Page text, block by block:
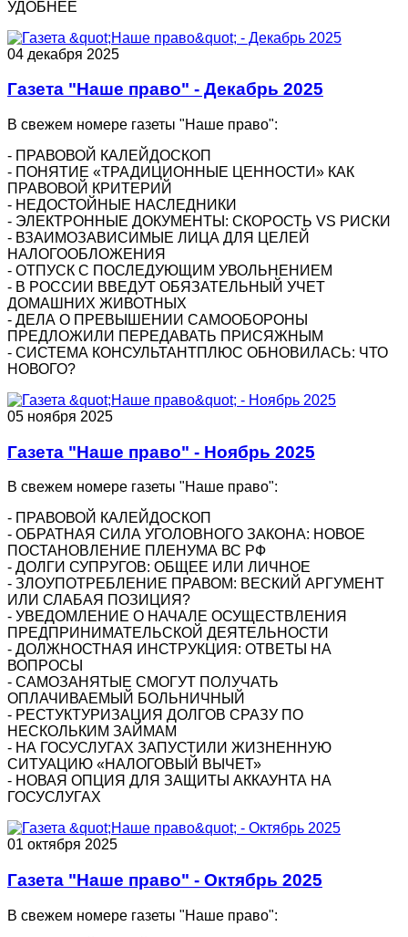
УДОБНЕЕ
04 декабря 2025
Газета "Наше право" - Декабрь 2025
В свежем номере газеты "Наше право":
- ПРАВОВОЙ КАЛЕЙДОСКОП
- ПОНЯТИЕ «ТРАДИЦИОННЫЕ ЦЕННОСТИ» КАК
ПРАВОВОЙ КРИТЕРИЙ
- НЕДОСТОЙНЫЕ НАСЛЕДНИКИ
- ЭЛЕКТРОННЫЕ ДОКУМЕНТЫ: СКОРОСТЬ VS РИСКИ
- ВЗАИМОЗАВИСИМЫЕ ЛИЦА ДЛЯ ЦЕЛЕЙ
НАЛОГООБЛОЖЕНИЯ
- ОТПУСК С ПОСЛЕДУЮЩИМ УВОЛЬНЕНИЕМ
- В РОССИИ ВВЕДУТ ОБЯЗАТЕЛЬНЫЙ УЧЕТ
ДОМАШНИХ ЖИВОТНЫХ
- ДЕЛА О ПРЕВЫШЕНИИ САМООБОРОНЫ
ПРЕДЛОЖИЛИ ПЕРЕДАВАТЬ ПРИСЯЖНЫМ
- СИСТЕМА КОНСУЛЬТАНТПЛЮС ОБНОВИЛАСЬ: ЧТО
НОВОГО?
05 ноября 2025
Газета "Наше право" - Ноябрь 2025
В свежем номере газеты "Наше право":
- ПРАВОВОЙ КАЛЕЙДОСКОП
- ОБРАТНАЯ СИЛА УГОЛОВНОГО ЗАКОНА: НОВОЕ
ПОСТАНОВЛЕНИЕ ПЛЕНУМА ВС РФ
- ДОЛГИ СУПРУГОВ: ОБЩЕЕ ИЛИ ЛИЧНОЕ
- ЗЛОУПОТРЕБЛЕНИЕ ПРАВОМ: ВЕСКИЙ АРГУМЕНТ
ИЛИ СЛАБАЯ ПОЗИЦИЯ?
- УВЕДОМЛЕНИЕ О НАЧАЛЕ ОСУЩЕСТВЛЕНИЯ
ПРЕДПРИНИМАТЕЛЬСКОЙ ДЕЯТЕЛЬНОСТИ
- ДОЛЖНОСТНАЯ ИНСТРУКЦИЯ: ОТВЕТЫ НА
ВОПРОСЫ
- САМОЗАНЯТЫЕ СМОГУТ ПОЛУЧАТЬ
ОПЛАЧИВАЕМЫЙ БОЛЬНИЧНЫЙ
- РЕСТУКТУРИЗАЦИЯ ДОЛГОВ СРАЗУ ПО
НЕСКОЛЬКИМ ЗАЙМАМ
- НА ГОСУСЛУГАХ ЗАПУСТИЛИ ЖИЗНЕННУЮ
СИТУАЦИЮ «НАЛОГОВЫЙ ВЫЧЕТ»
- НОВАЯ ОПЦИЯ ДЛЯ ЗАЩИТЫ АККАУНТА НА
ГОСУСЛУГАХ
01 октября 2025
Газета "Наше право" - Октябрь 2025
В свежем номере газеты "Наше право":